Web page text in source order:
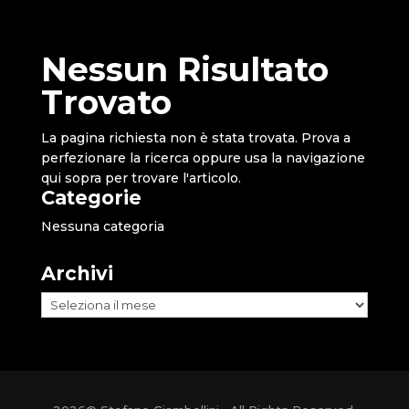
Nessun Risultato
Trovato
La pagina richiesta non è stata trovata. Prova a
perfezionare la ricerca oppure usa la navigazione
qui sopra per trovare l'articolo.
Categorie
Nessuna categoria
Archivi
Archivi